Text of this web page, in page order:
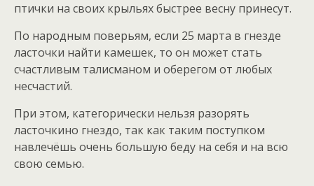
птички на своих крыльях быстрее весну принесут.
По народным поверьям, если 25 марта в гнезде
ласточки найти камешек, то он может стать
счастливым талисманом и оберегом от любых
несчастий.
При этом, категорически нельзя разорять
ласточкино гнездо, так как таким поступком
навлечёшь очень большую беду на себя и на всю
свою семью.